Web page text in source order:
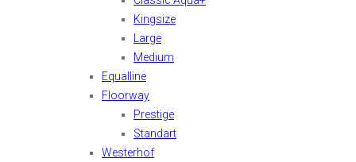
Kingsize
Large
Medium
Equalline
Floorway
Prestige
Standart
Westerhof